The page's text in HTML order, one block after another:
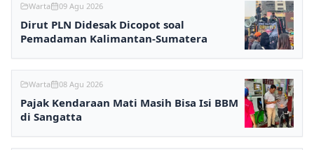
Warta 09 Agu 2026
Dirut PLN Didesak Dicopot soal
Pemadaman Kalimantan-Sumatera
Warta 08 Agu 2026
Pajak Kendaraan Mati Masih Bisa Isi BBM
di Sangatta